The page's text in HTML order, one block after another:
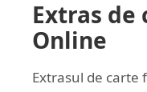
Extras
Online
Extrasul de